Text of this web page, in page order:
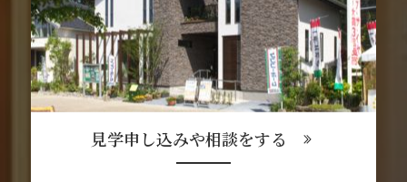
見学申し込みや相談をする